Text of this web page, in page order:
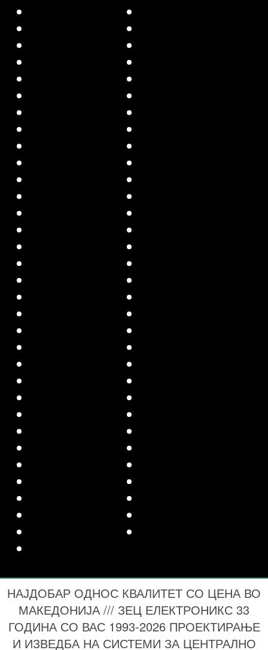
НАЈДОБАР ОДНОС КВАЛИТЕТ СО ЦЕНА ВО
МАКЕДОНИЈА /// ЗЕЦ ЕЛЕКТРОНИКС 33
ГОДИНА СО ВАС 1993-2026 ПРОЕКТИРАЊЕ
И ИЗВЕДБА НА СИСТЕМИ ЗА ЦЕНТРАЛНО